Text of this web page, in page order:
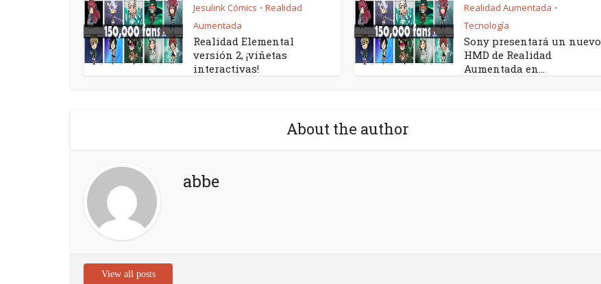
Jesulink Cómics • Realidad
Aumentada
Realidad Elemental
versión 2, ¡viñetas
interactivas!
Realidad Aumentada •
Tecnología
Sony presentará un nuevo
HMD de Realidad
Aumentada en...
About the author
abbe
View all posts